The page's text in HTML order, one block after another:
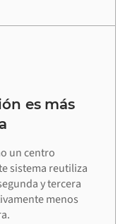
es más
un centro
sistema reutiliza
y tercera
menos